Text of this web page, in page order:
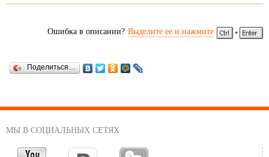
Ошибка в описании? Выделите ее и нажмите
Поделиться…
МЫ В СОЦИАЛЬНЫХ СЕТЯХ